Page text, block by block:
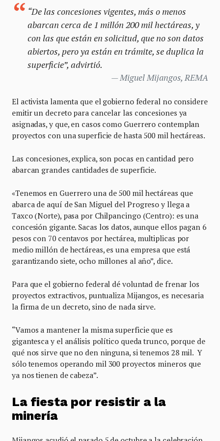
“De las concesiones vigentes, más o menos
abarcan cerca de 1 millón 200 mil hectáreas, y
con las que están en solicitud, que no son datos
abiertos, pero ya están en trámite, se duplica la
superficie”, advirtió.
Miguel Mijangos, REMA
El activista lamenta que el gobierno federal no considere
emitir un decreto para cancelar las concesiones ya
asignadas, y que, en casos como Guerrero contemplan
proyectos con una superficie de hasta 500 mil hectáreas.
Las concesiones, explica, son pocas en cantidad pero
abarcan grandes cantidades de superficie.
«Tenemos en Guerrero una de 500 mil hectáreas que
abarca de aquí de San Miguel del Progreso y llega a
Taxco (Norte), pasa por Chilpancingo (Centro): es una
concesión gigante. Sacas los datos, aunque ellos pagan 6
pesos con 70 centavos por hectárea, multiplicas por
medio millón de hectáreas, es una empresa que está
garantizando siete, ocho millones al año”, dice.
Para que el gobierno federal dé voluntad de frenar los
proyectos extractivos, puntualiza Mijangos, es necesaria
la firma de un decreto, sino de nada sirve.
“Vamos a mantener la misma superficie que es
gigantesca y el análisis político queda trunco, porque de
qué nos sirve que no den ninguna, si tenemos 28 mil. Y
sólo tenemos operando mil 300 proyectos mineros que
ya nos tienen de cabeza”.
La fiesta por resistir a la
minería